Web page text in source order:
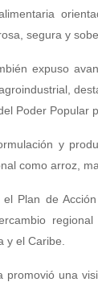
segura y
expuso
Poder Popular
y
como arroz,
Plan de
y el Caribe.
promovió una